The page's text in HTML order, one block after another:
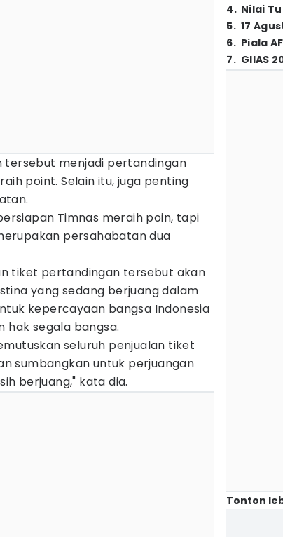
tersebut menjadi pertandingan
point. Selain itu, juga penting
Timnas meraih poin, tapi
persahabatan dua
tiket pertandingan tersebut akan
yang sedang berjuang dalam
kepercayaan bangsa Indonesia
hak segala bangsa.
seluruh penjualan tiket
sumbangkan untuk perjuangan
berjuang," kata dia.
4. Nilai
5. 17
6. Piala
7. GIIAS
Tonton